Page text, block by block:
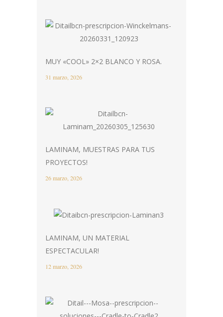
MUY «COOL» 2×2 BLANCO Y ROSA.
31 marzo, 2026
LAMINAM, MUESTRAS PARA TUS
PROYECTOS!
26 marzo, 2026
LAMINAM, UN MATERIAL
ESPECTACULAR!
12 marzo, 2026